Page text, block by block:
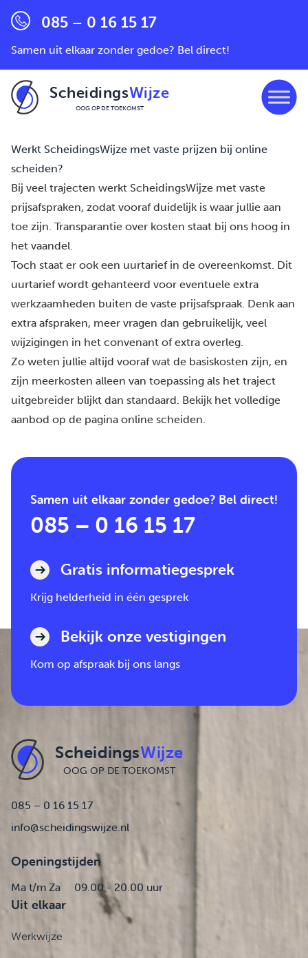
085 – 0 16 15 17
Samen uit elkaar zonder gedoe? Bel direct!
ScheidingsWijze
OOG OP DE TOEKOMST
Werkt ScheidingsWijze met vaste prijzen bij online
scheiden?
Bij veel trajecten werkt ScheidingsWijze met vaste
prijsafspraken, zodat vooraf duidelijk is waar jullie aan
toe zijn. Transparantie over kosten staat bij ons hoog in
het vaandel.
Toch staat er ook een uurtarief in de overeenkomst. Dit
uurtarief wordt gehanteerd voor eventuele extra
werkzaamheden buiten de vaste prijsafspraak. Denk aan
extra afspraken, meer vragen dan gebruikelijk, veel
wijzigingen in het convenant of extra overleg.
Zo weten jullie altijd vooraf wat de basiskosten zijn, en
zijn meerkosten alleen van toepassing als het traject
uitgebreider blijkt dan standaard. Bekijk het volledige
aanbod op de pagina online scheiden.
Samen uit elkaar zonder gedoe? Bel direct!
085 – 0 16 15 17
Gratis informatiegesprek
Krijg helderheid in één gesprek
Bekijk onze vestigingen
Kom op afspraak bij ons langs
ScheidingsWijze
OOG OP DE TOEKOMST
085 – 0 16 15 17
info@scheidingswijze.nl
Openingstijden
Ma t/m Za 09.00 - 20.00 uur
Uit elkaar
Werkwijze